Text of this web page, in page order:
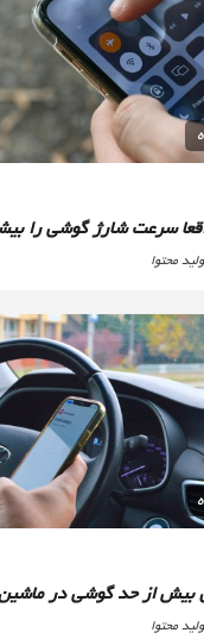
سرعت شارژ گوشی را
محتوا
از حد گوشی در ماشین
محتوا